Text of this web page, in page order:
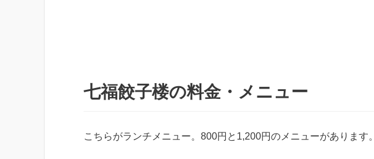
七福餃子楼の料金・メニュー
こちらがランチメニュー。800円と1,200円のメニューがあります。